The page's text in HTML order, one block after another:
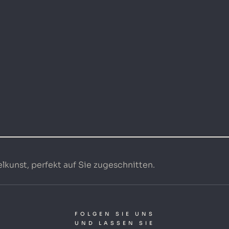
perfekt auf Sie zugeschnitten.
FOLGEN SIE UNS
UND LASSEN SIE